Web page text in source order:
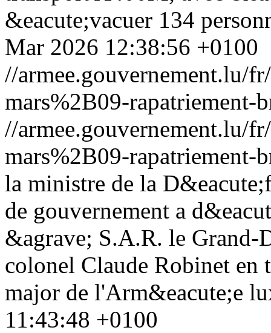
&eacute;vacuer 134
Mar 2026 12:38:56 +0100
//armee.gouvernement.lu/
mars%2B09-rapatriement-
//armee.gouvernement.lu/
mars%2B09-rapatriement-
la ministre de la
de gouvernement a
&agrave; S.A.R. le Grand-
colonel Claude Robinet en
major de l'Arm&eacute;e
11:43:48 +0100